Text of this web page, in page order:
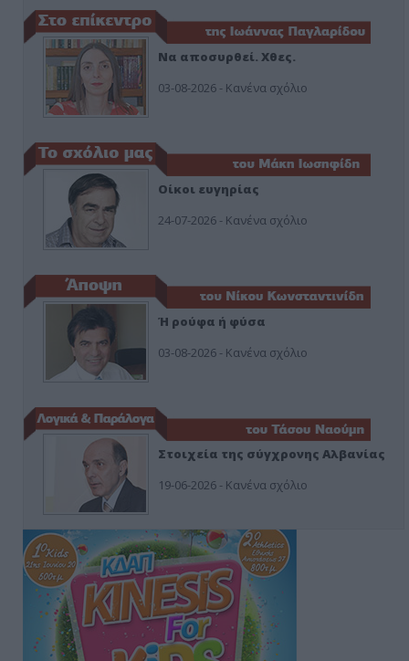
Να αποσυρθεί. Χθες.
03-08-2026 - Κανένα σχόλιο
Οίκοι ευγηρίας
24-07-2026 - Κανένα σχόλιο
Ή ρούφα ή φύσα
03-08-2026 - Κανένα σχόλιο
Στοιχεία της σύγχρονης Αλβανίας
19-06-2026 - Κανένα σχόλιο